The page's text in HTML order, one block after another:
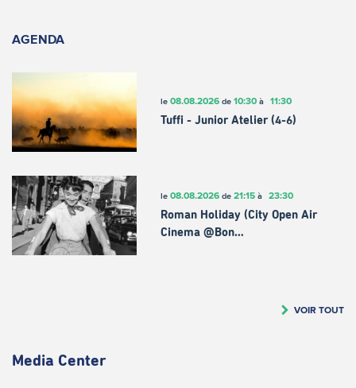
AGENDA
le 08.08.2026de 10:30à 11:30
Tuffi - Junior Atelier (4-6)
le 08.08.2026de 21:15à 23:30
Roman Holiday (City Open Air
Cinema @Bon…
VOIR TOUT
Media Center